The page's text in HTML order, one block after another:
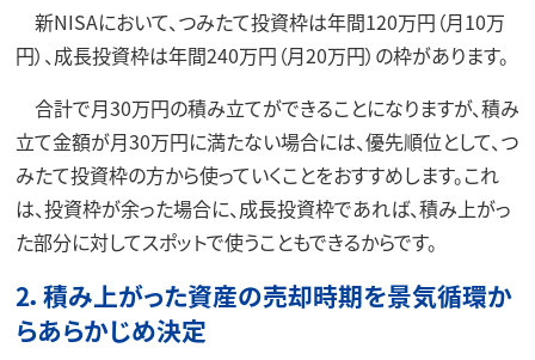
新NISAにおいて、つみたて投資枠は年間120万円（月10万
円）、成長投資枠は年間240万円（月20万円）の枠があります。
合計で月30万円の積み立てができることになりますが、積み
立て金額が月30万円に満たない場合には、優先順位として、つ
みたて投資枠の方から使っていくことをおすすめします。これ
は、投資枠が余った場合に、成長投資枠であれば、積み上がっ
た部分に対してスポットで使うこともできるからです。
2． 積み上がった資産の売却時期を景気循環か
らあらかじめ決定